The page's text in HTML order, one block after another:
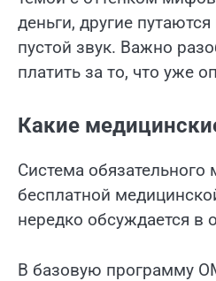
деньги, другие
пустой звук. Важно
платить за то, что уже
Какие
Система
бесплатной
нередко обсуждается
В базовую программу